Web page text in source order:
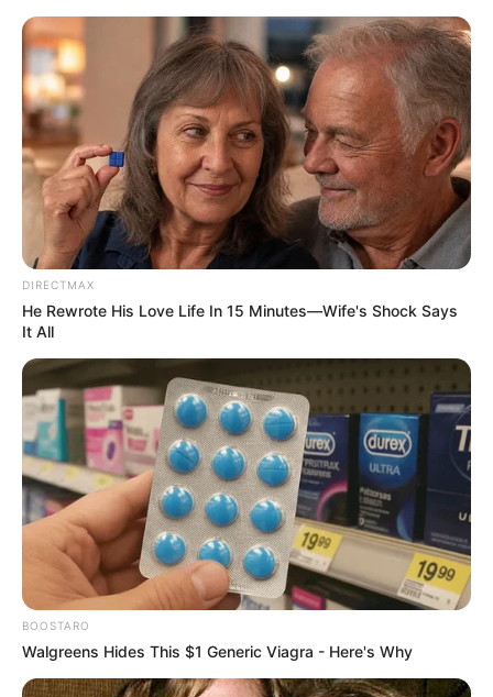
HOME
INSPIRASI
STYLE
FILM &
SERIES
NGAKAK
QUOTES
HYPE
MORE
DIRECTMAX
He Rewrote His Love Life In 15 Minutes—Wife's Shock Says
It All
BOOSTARO
Walgreens Hides This $1 Generic Viagra - Here's Why